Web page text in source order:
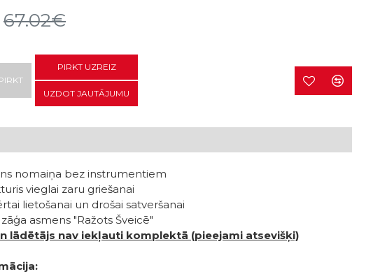
67.02€
PIRKT UZREIZ
UZDOT JAUTĀJUMU
nomaiņa bez instrumentiem
vieglai zaru griešanai
lietošanai un drošai satveršanai
asmens "Ražots Šveicē"
lādētājs nav iekļauti komplektā (pieejami atsevišķi)